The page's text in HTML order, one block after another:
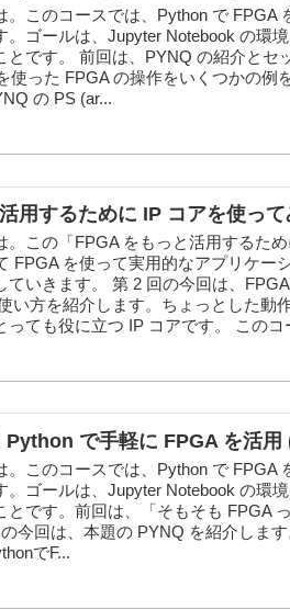
。このコースでは、Python で FPGA
。ゴールは、Jupyter Notebook の環
とです。 前回は、PYNQ の紹介とセ
使った FPGA の操作をいくつかの例
の PS (ar...
用するために IP コアを使っ
。この「FPGA をもっと活用するた
FPGA を使って実用的なアプリケー
ていきます。 第 2 回の今回は、
い方を紹介します。ちょっとした動
っても役に立つ IP コアです。 この
Python で手軽に FPGA を活用
。このコースでは、Python で FPGA
。ゴールは、Jupyter Notebook の環
とです。前回は、「そもそも FPGA
今回は、本題の PYNQ を紹介しま
でF...